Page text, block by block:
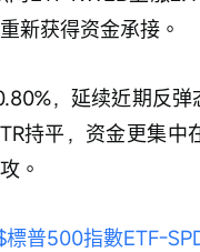
新获得资金承接。
，延续近期反
持平，资金更集
。
標普500指數ETF-